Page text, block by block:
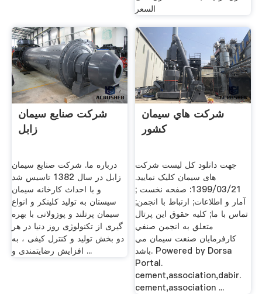
السعر
شرکت صنایع سیمان
زابل
درباره ما. شرکت صنایع سیمان
زابل در سال 1382 تاسیس شد
و با احداث کارخانه سیمان
سیستان به تولید کلینکر و انواع
سیمان پرتلند و پوزولانی با بهره
گیری از تکنولوژی روز دنیا در هر
دو بخش تولید و کنترل کیفی ، به
افزایش رضایتمندی و ...
شركت هاي سيمان
كشور
جهت دانلود کل لیست شرکت
های سیمان کلیک نمایید.
1399/03/21: صفحه نخست ;
آمار و اطلاعات; ارتباط با انجمن;
تماس با ما; كليه حقوق اين پرتال
متعلق به انجمن صنفي
كارفرمايان صنعت سيمان مي
باشد. Powered by Dorsa
Portal.
cement,association,dabir.
cement,association ...